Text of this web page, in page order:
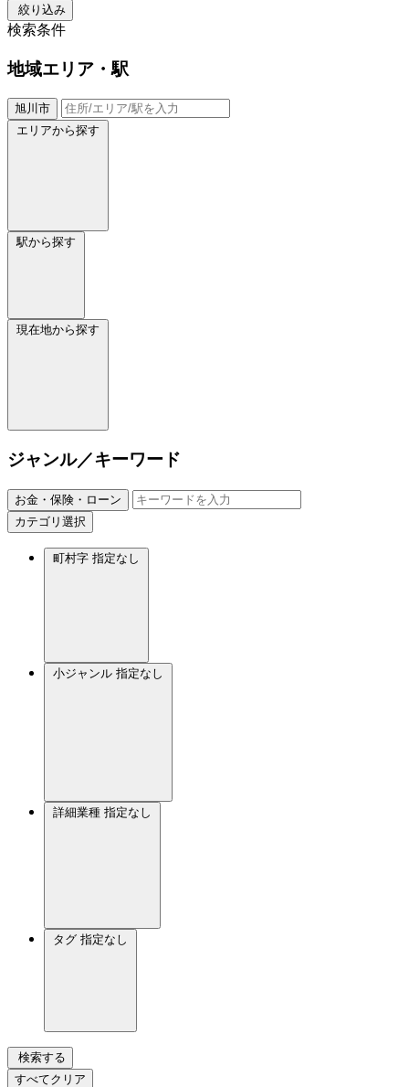
絞り込み
検索条件
地域エリア・駅
旭川市
エリアから探す
駅から探す
現在地から探す
ジャンル／キーワード
お金・保険・ローン
カテゴリ選択
町村字 指定なし
小ジャンル 指定なし
詳細業種 指定なし
タグ 指定なし
検索する
すべてクリア